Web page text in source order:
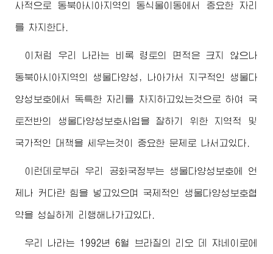
사적으로 동북아시아지역의 동식물이동에서 중요한 자리
를 차지한다.
이처럼 우리 나라는 비록 령토의 면적은 크지 않으나
동북아시아지역의 생물다양성, 나아가서 지구적인 생물다
양성보호에서 독특한 자리를 차지하고있는것으로 하여 국
토전반의 생물다양성보호사업을 잘하기 위한 지역적 및
국가적인 대책을 세우는것이 중요한 문제로 나서고있다.
이런데로부터 우리 공화국정부는 생물다양성보호에 언
제나 커다란 힘을 넣고있으며 국제적인 생물다양성보호협
약을 성실하게 리행해나가고있다.
우리 나라는 1992년 6월 브라질의 리오 데 쟈네이로에